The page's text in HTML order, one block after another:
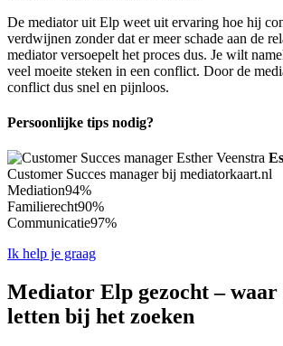
De mediator uit Elp weet uit ervaring hoe hij
verdwijnen zonder dat er meer schade aan de
mediator versoepelt het proces dus. Je wilt
veel moeite steken in een conflict. Door de
conflict dus snel en pijnloos.
Persoonlijke tips nodig?
Customer Succes manager bij mediatorkaart.nl
Mediation94%
Familierecht90%
Communicatie97%
Ik help je graag
Mediator Elp gezocht – waar
letten bij het zoeken